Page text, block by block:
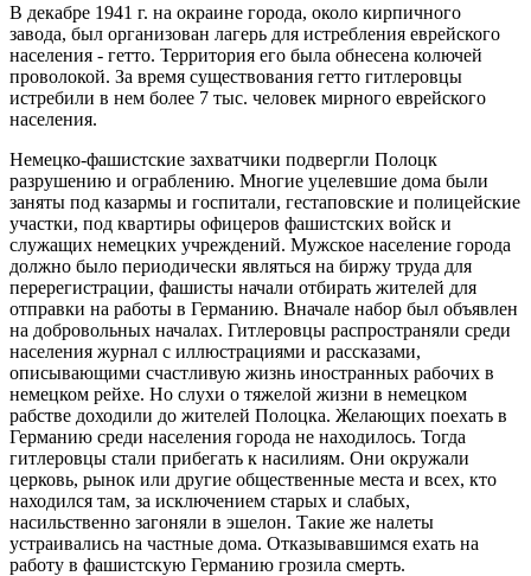
В декабре 1941 г. на окраине города, около кирпичного
завода, был организован лагерь для истребления еврейского
населения - гетто. Территория его была обнесена колючей
проволокой. За время существования гетто гитлеровцы
истребили в нем более 7 тыс. человек мирного еврейского
населения.
Немецко-фашистские захватчики подвергли Полоцк
разрушению и ограблению. Многие уцелевшие дома были
заняты под казармы и госпитали, гестаповские и полицейские
участки, под квартиры офицеров фашистских войск и
служащих немецких учреждений. Мужское население города
должно было периодически являться на биржу труда для
перерегистрации, фашисты начали отбирать жителей для
отправки на работы в Германию. Вначале набор был объявлен
на добровольных началах. Гитлеровцы распространяли среди
населения журнал с иллюстрациями и рассказами,
описывающими счастливую жизнь иностранных рабочих в
немецком рейхе. Но слухи о тяжелой жизни в немецком
рабстве доходили до жителей Полоцка. Желающих поехать в
Германию среди населения города не находилось. Тогда
гитлеровцы стали прибегать к насилиям. Они окружали
церковь, рынок или другие общественные места и всех, кто
находился там, за исключением старых и слабых,
насильственно загоняли в эшелон. Такие же налеты
устраивались на частные дома. Отказывавшимся ехать на
работу в фашистскую Германию грозила смерть.